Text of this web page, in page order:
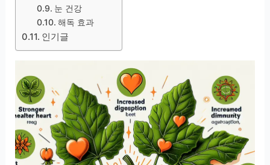
눈 건강
해독 효과
인기글